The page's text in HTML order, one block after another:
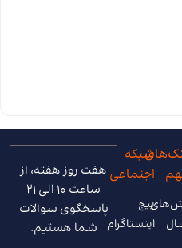
شبکه
اجتماعی
پیج
اینستاگرام
هفت روز هفته، از
ساعت 10 الی 21
پاسخگوی سوالات
شما هستیم.